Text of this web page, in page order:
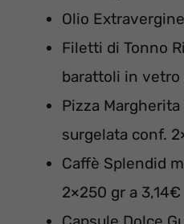
Olio
Filetti di Tonno
barattoli in vetro
Pizza
surgelata conf.
Caffè Splendid
2×250 gr a 3,14€